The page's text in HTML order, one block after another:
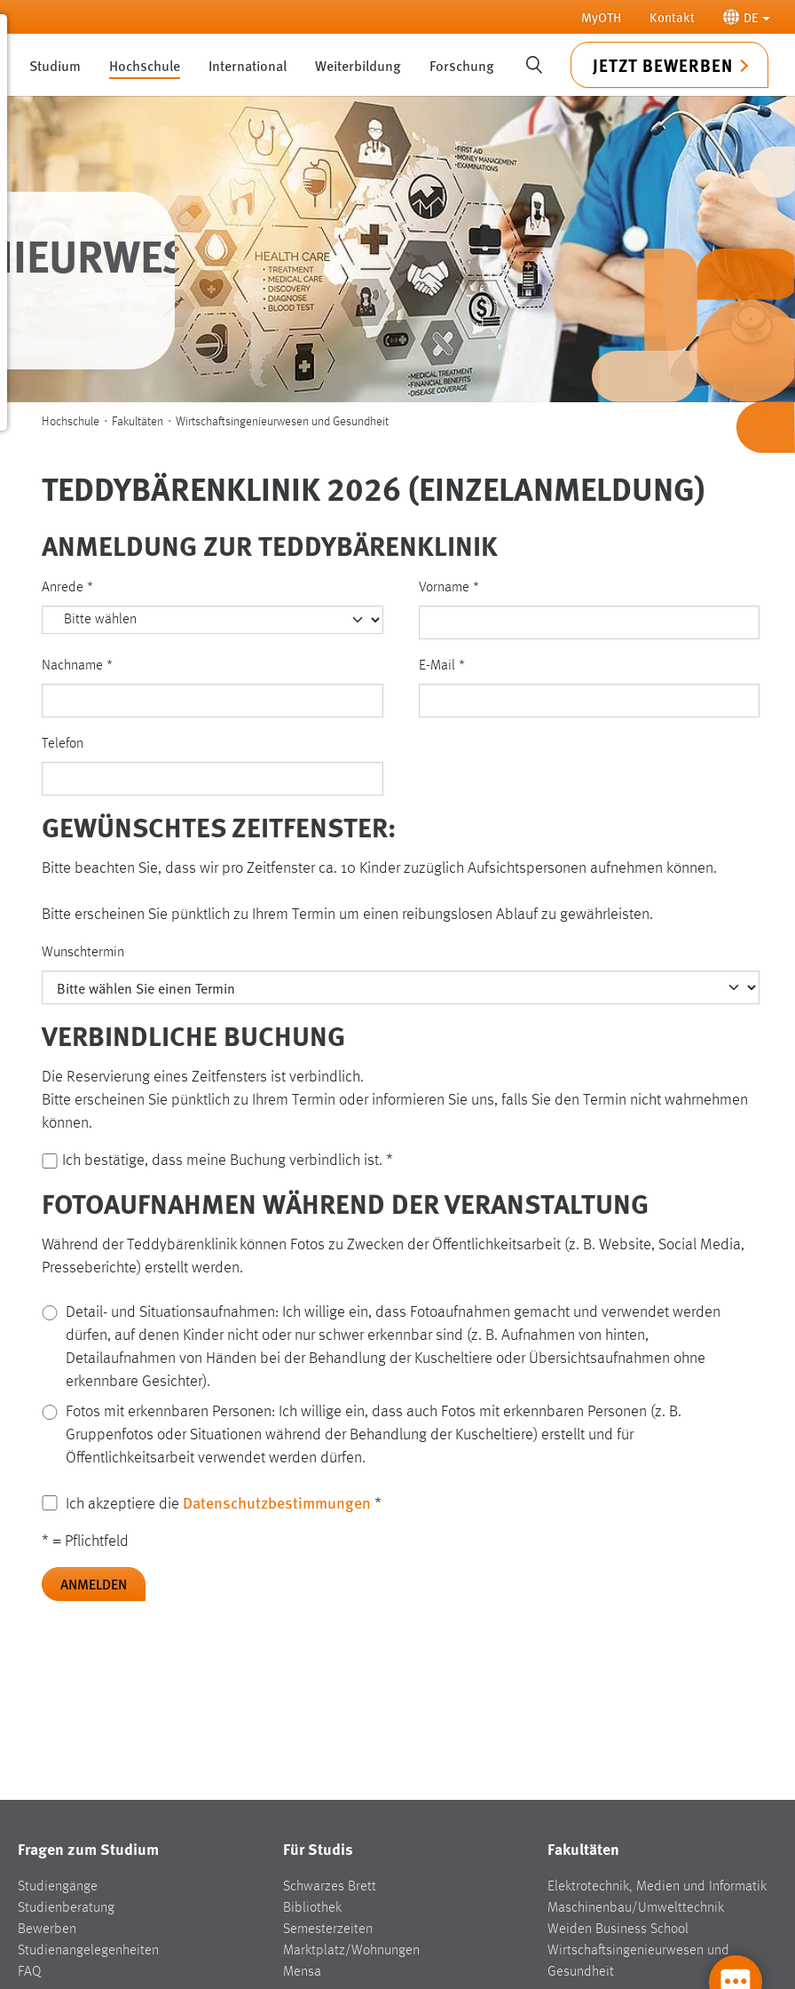
MyOTH Kontakt DE
Studium Hochschule International Weiterbildung Forschung SUCHE JETZT BEWERBEN
Sie sind hier:
Hochschule Fakultäten Wirtschaftsingenieurwesen und Gesundheit
TEDDYBÄRENKLINIK 2026 (EINZELANMELDUNG)
ANMELDUNG ZUR TEDDYBÄRENKLINIK
Anrede * Vorname *
Nachname * E-Mail *
Telefon
GEWÜNSCHTES ZEITFENSTER:
Bitte beachten Sie, dass wir pro Zeitfenster ca. 10 Kinder zuzüglich Aufsichtspersonen aufnehmen können.
Bitte erscheinen Sie pünktlich zu Ihrem Termin um einen reibungslosen Ablauf zu gewährleisten.
Wunschtermin
VERBINDLICHE BUCHUNG
Die Reservierung eines Zeitfensters ist verbindlich.
Bitte erscheinen Sie pünktlich zu Ihrem Termin oder informieren Sie uns, falls Sie den Termin nicht wahrnehmen
können.
Ich bestätige, dass meine Buchung verbindlich ist. *
FOTOAUFNAHMEN WÄHREND DER VERANSTALTUNG
Während der Teddybärenklinik können Fotos zu Zwecken der Öffentlichkeitsarbeit (z. B. Website, Social Media,
Presseberichte) erstellt werden.
Detail- und Situationsaufnahmen: Ich willige ein, dass Fotoaufnahmen gemacht und verwendet werden
dürfen, auf denen Kinder nicht oder nur schwer erkennbar sind (z. B. Aufnahmen von hinten,
Detailaufnahmen von Händen bei der Behandlung der Kuscheltiere oder Übersichtsaufnahmen ohne
erkennbare Gesichter).
Fotos mit erkennbaren Personen: Ich willige ein, dass auch Fotos mit erkennbaren Personen (z. B.
Gruppenfotos oder Situationen während der Behandlung der Kuscheltiere) erstellt und für
Öffentlichkeitsarbeit verwendet werden dürfen.
Ich akzeptiere die Datenschutzbestimmungen *
* = Pflichtfeld
ANMELDEN
Fragen zum Studium
Studiengänge
Studienberatung
Bewerben
Studienangelegenheiten
FAQ
Für Studis
Schwarzes Brett
Bibliothek
Semesterzeiten
Marktplatz/Wohnungen
Mensa
Fakultäten
Elektrotechnik, Medien und Informatik
Maschinenbau/Umwelttechnik
Weiden Business School
Wirtschaftsingenieurwesen und
Gesundheit